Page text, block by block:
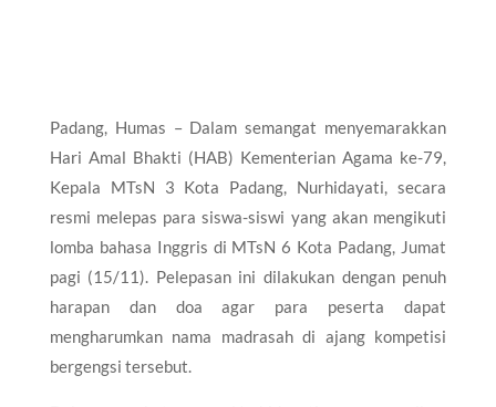
Padang, Humas – Dalam semangat menyemarakkan
Hari Amal Bhakti (HAB) Kementerian Agama ke-79,
Kepala MTsN 3 Kota Padang, Nurhidayati, secara
resmi melepas para siswa-siswi yang akan mengikuti
lomba bahasa Inggris di MTsN 6 Kota Padang, Jumat
pagi (15/11). Pelepasan ini dilakukan dengan penuh
harapan dan doa agar para peserta dapat
mengharumkan nama madrasah di ajang kompetisi
bergengsi tersebut.